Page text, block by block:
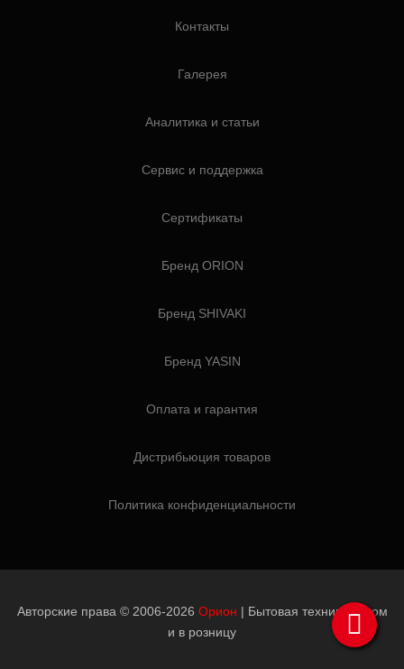
Контакты
Галерея
Аналитика и статьи
Сервис и поддержка
Сертификаты
Бренд ORION
Бренд SHIVAKI
Бренд YASIN
Оплата и гарантия
Дистрибьюция товаров
Политика конфиденциальности
Авторские права © 2006-2026 Орион | Бытовая техника оптом
и в розницу